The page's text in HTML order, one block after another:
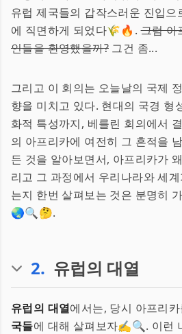
유럽 제국들의 갑작스러운 진입으
에 직면하게 되었다🌾🔥.그럼 아
인들을 환영했을까? 그건 좀...
그리고 이 회의는 오늘날의 국제
향을 미치고 있다. 현대의 국경 형
화적 특성까지, 베를린 회의에서
의 아프리카에 여전히 그 흔적을
든 것을 알아보면서, 아프리카가
리고 그 과정에서 우리나라와 세
는지 한번 살펴보는 것은 분명히
🌏🔍🤔.
2. 유럽의 대열
유럽의 대열에서는, 당시 아프리카
국들에 대해 살펴보자✍️🔍. 이런